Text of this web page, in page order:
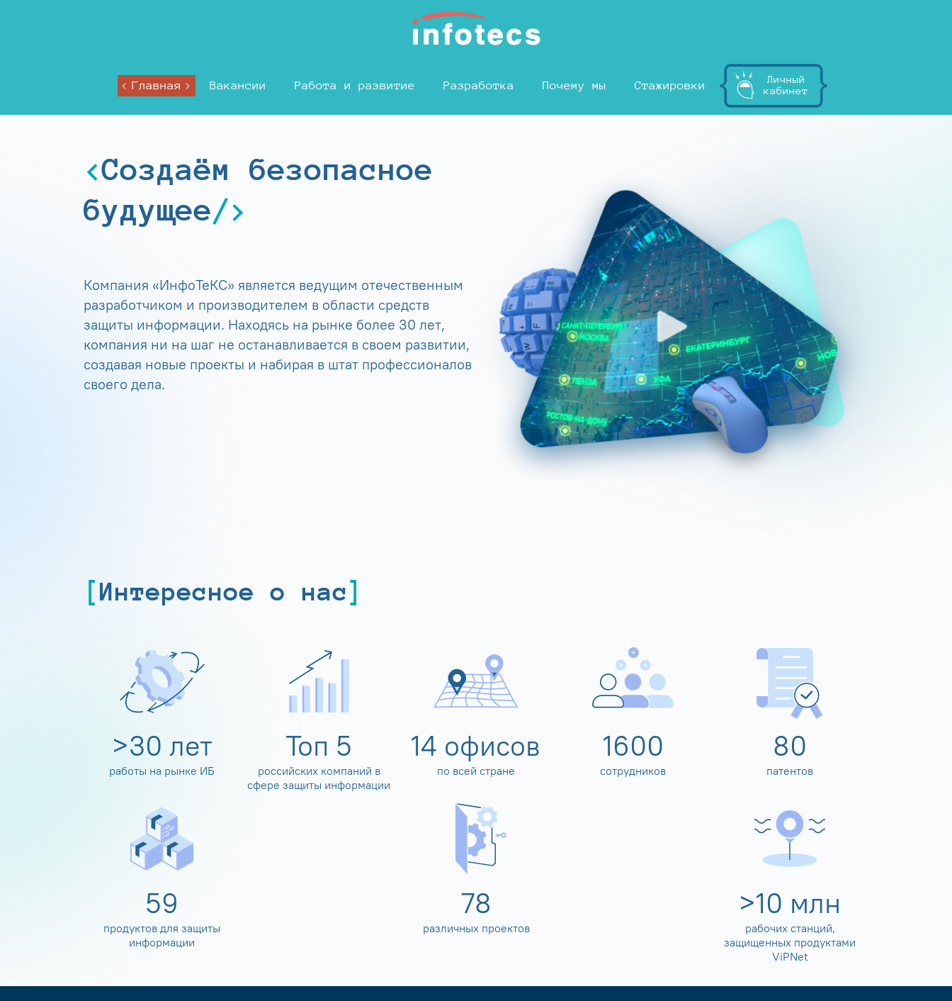
Главная Вакансии Работа и развитие Разработка Почему мы Стажировки
Личный
кабинет
Создаём безопасное
будущее
Компания «ИнфоТеКС» является ведущим отечественным
разработчиком и производителем в области средств
защиты информации. Находясь на рынке более 30 лет,
компания ни на шаг не останавливается в своем развитии,
создавая новые проекты и набирая в штат профессионалов
своего дела.
Интересное о нас
>30 лет
работы на рынке ИБ
Топ 5
российских компаний в
сфере защиты информации
14 офисов
по всей стране
1600
сотрудников
80
патентов
60
продуктов для защиты
информации
80
различных проектов
>10 млн
рабочих станций,
защищенных продуктами
ViPNet